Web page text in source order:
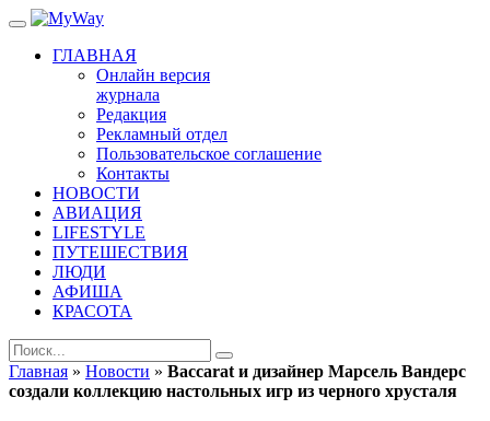
ГЛАВНАЯ
Онлайн версия
журнала
Редакция
Рекламный отдел
Пользовательское соглашение
Контакты
НОВОСТИ
АВИАЦИЯ
LIFESTYLE
ПУТЕШЕСТВИЯ
ЛЮДИ
АФИША
КРАСОТА
Главная » Новости » Baccarat и дизайнер Марсель Вандерс
создали коллекцию настольных игр из черного хрусталя